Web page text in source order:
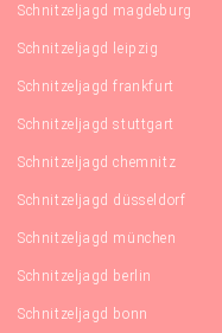
Schnitzeljagd magdeburg
Schnitzeljagd leipzig
Schnitzeljagd frankfurt
Schnitzeljagd stuttgart
Schnitzeljagd chemnitz
Schnitzeljagd düsseldorf
Schnitzeljagd münchen
Schnitzeljagd berlin
Schnitzeljagd bonn